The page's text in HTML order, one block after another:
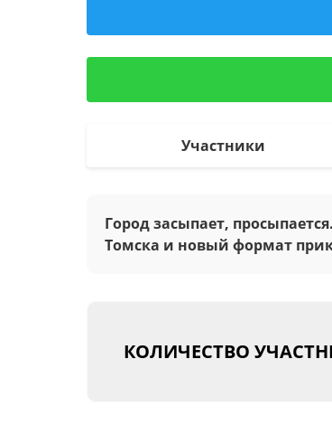
Участники
Город засыпает,
Томска и новый формат
КОЛИЧЕСТВО